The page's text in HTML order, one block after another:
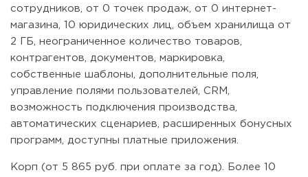
сотрудников, от 0 точек продаж, от 0 интернет-
магазина, 10 юридических лиц, объем хранилища от
2 ГБ, неограниченное количество товаров,
контрагентов, документов, маркировка,
собственные шаблоны, дополнительные поля,
управление полями пользователей, CRM,
возможность подключения производства,
автоматических сценариев, расширенных бонусных
программ, доступны платные приложения.
Корп (от 5 865 руб. при оплате за год). Более 10